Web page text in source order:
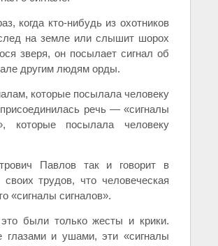
когда кто-нибудь из охотников
на земле или слышит шорох
зверя, он посылает сигнал об
другим людям орды.
которые посылала человеку
речь — «сигналы
которые посылала человеку
Павлов так и говорит в
трудов, что человеческая
«сигналы сигналов».
были только жесты и крики.
глазами и ушами, эти «сигналы